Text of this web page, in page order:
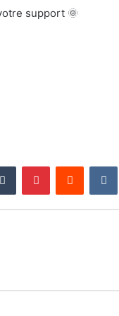
support 🌞
Tumblr PinterestReddit